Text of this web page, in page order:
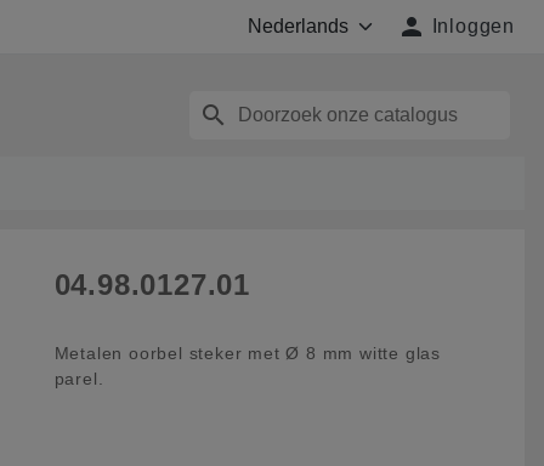
 Inloggen
search
04.98.0127.01
Metalen oorbel steker met Ø 8 mm witte glas
parel.